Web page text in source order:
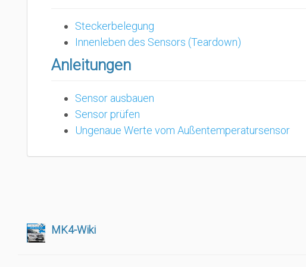
Steckerbelegung
Innenleben des Sensors (Teardown)
Anleitungen
Sensor ausbauen
Sensor prüfen
Ungenaue Werte vom Außentemperatursensor
MK4-Wiki